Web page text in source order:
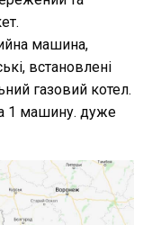
машина,
встановлені
газовий котел.
1 машину. дуже